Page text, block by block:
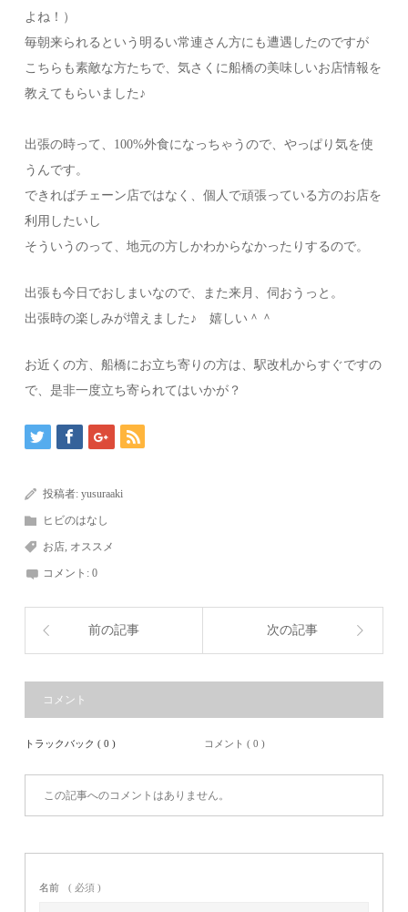
よね！）
毎朝来られるという明るい常連さん方にも遭遇したのですが
こちらも素敵な方たちで、気さくに船橋の美味しいお店情報を
教えてもらいました♪
出張の時って、100%外食になっちゃうので、やっぱり気を使
うんです。
できればチェーン店ではなく、個人で頑張っている方のお店を
利用したいし
そういうのって、地元の方しかわからなかったりするので。
出張も今日でおしまいなので、また来月、伺おうっと。
出張時の楽しみが増えました♪ 嬉しい＾＾
お近くの方、船橋にお立ち寄りの方は、駅改札からすぐですの
で、是非一度立ち寄られてはいかが？
投稿者:yusuraaki
ヒビのはなし
お店, オススメ
コメント:0
前の記事 次の記事
コメント
トラックバック ( 0 ) コメント ( 0 )
この記事へのコメントはありません。
名前 ( 必須 )